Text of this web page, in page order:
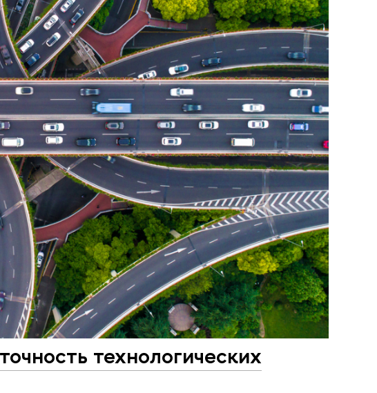
технологических